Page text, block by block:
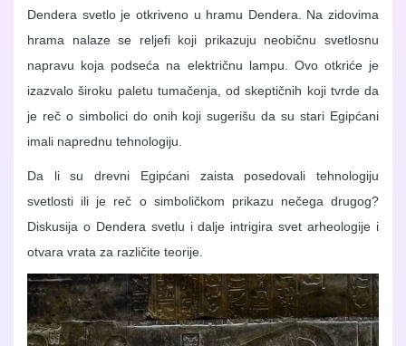
Dendera svetlo je otkriveno u hramu Dendera. Na zidovima
hrama nalaze se reljefi koji prikazuju neobičnu svetlosnu
napravu koja podseća na električnu lampu. Ovo otkriće je
izazvalo široku paletu tumačenja, od skeptičnih koji tvrde da
je reč o simbolici do onih koji sugerišu da su stari Egipćani
imali naprednu tehnologiju.
Da li su drevni Egipćani zaista posedovali tehnologiju
svetlosti ili je reč o simboličkom prikazu nečega drugog?
Diskusija o Dendera svetlu i dalje intrigira svet arheologije i
otvara vrata za različite teorije.